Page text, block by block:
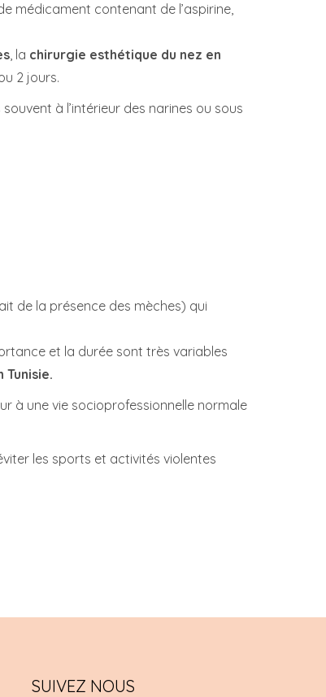
médicament contenant de l’aspirine,
, la chirurgie esthétique du nez en
2 jours.
à l’intérieur des narines ou sous
de la présence des mèches) qui
et la durée sont très variables
à une vie socioprofessionnelle normale
les sports et activités violentes
SUIVEZ NOUS